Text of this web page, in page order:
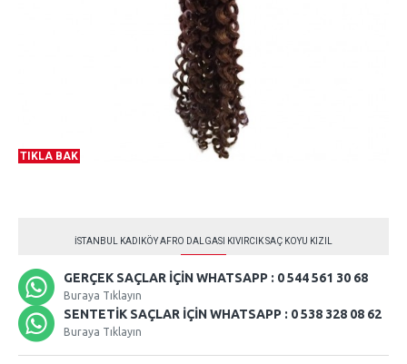
TIKLA BAK
İSTANBUL KADIKÖY AFRO DALGASI KIVIRCIK SAÇ KOYU KIZIL
GERÇEK SAÇLAR İÇIN WHATSAPP : 0 544 561 30 68
Buraya Tıklayın
SENTETIK SAÇLAR İÇIN WHATSAPP : 0 538 328 08 62
Buraya Tıklayın